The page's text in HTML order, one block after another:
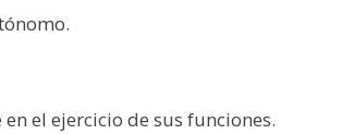
el ejercicio de sus funciones.